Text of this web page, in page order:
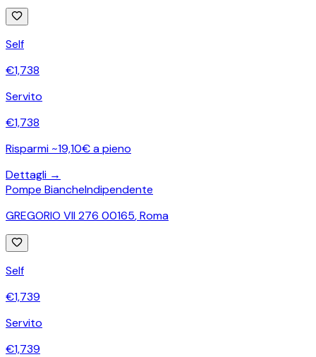
Self
€1,738
Servito
€1,738
Risparmi ~19,10€ a pieno
Dettagli →
Pompe BiancheIndipendente
GREGORIO VII 276 00165,Roma
Self
€1,739
Servito
€1,739